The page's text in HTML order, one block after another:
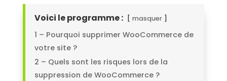
Voici le programme : masquer
1 – Pourquoi supprimer WooCommerce de
votre site ?
2 – Quels sont les risques lors de la
suppression de WooCommerce ?